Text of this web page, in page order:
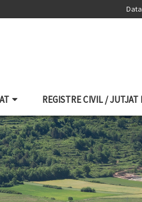
REGISTRE CIVIL / JUTJAT